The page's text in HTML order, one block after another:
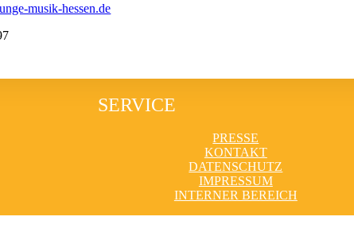
musik-hessen.de
SERVICE
PRESSE
KONTAKT
DATENSCHUTZ
IMPRESSUM
INTERNER BEREICH